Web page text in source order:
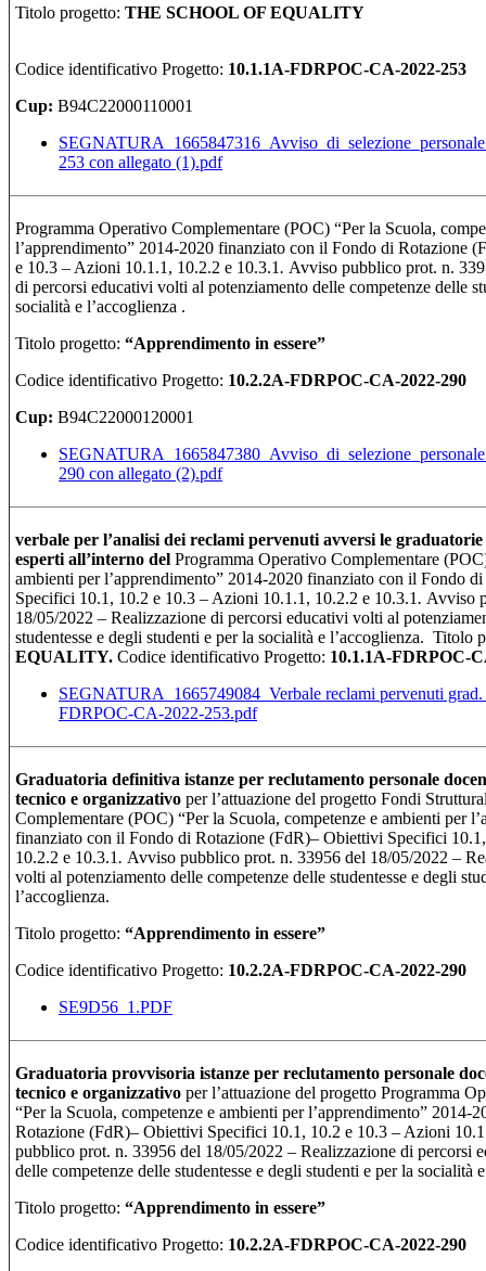
Titolo progetto: THE SCHOOL OF EQUALITY
Codice identificativo Progetto: 10.1.1A-FDRPOC-CA-2022-253
Cup: B94C22000110001
253 con allegato (1).pdf
Programma Operativo Complementare (POC) “Per la Scuola,
l’apprendimento” 2014-2020 finanziato con il Fondo di Rotazione
e 10.3 – Azioni 10.1.1, 10.2.2 e 10.3.1. Avviso pubblico prot. n.
di percorsi educativi volti al potenziamento delle competenze delle
socialità e l’accoglienza .
Titolo progetto: “Apprendimento in essere”
Codice identificativo Progetto: 10.2.2A-FDRPOC-CA-2022-290
Cup: B94C22000120001
290 con allegato (2).pdf
verbale per l’analisi dei reclami pervenuti avversi le
esperti all’interno del Programma Operativo Complementare
ambienti per l’apprendimento” 2014-2020 finanziato con il Fondo
Specifici 10.1, 10.2 e 10.3 – Azioni 10.1.1, 10.2.2 e 10.3.1. Avviso
18/05/2022 – Realizzazione di percorsi educativi volti al
studentesse e degli studenti e per la socialità e l’accoglienza. Titolo
EQUALITY. Codice identificativo Progetto: 10.1.1A-FDRPOC-
SEGNATURA_1665749084_Verbale reclami pervenuti
FDRPOC-CA-2022-253.pdf
Graduatoria definitiva istanze per reclutamento personale
tecnico e organizzativo per l’attuazione del progetto Fondi
Complementare (POC) “Per la Scuola, competenze e ambienti per
finanziato con il Fondo di Rotazione (FdR)– Obiettivi Specifici
10.2.2 e 10.3.1. Avviso pubblico prot. n. 33956 del 18/05/2022 –
volti al potenziamento delle competenze delle studentesse e degli
l’accoglienza.
Titolo progetto: “Apprendimento in essere”
Codice identificativo Progetto: 10.2.2A-FDRPOC-CA-2022-290
SE9D56_1.PDF
Graduatoria provvisoria istanze per reclutamento personale
tecnico e organizzativo per l’attuazione del progetto Programma
“Per la Scuola, competenze e ambienti per l’apprendimento”
Rotazione (FdR)– Obiettivi Specifici 10.1, 10.2 e 10.3 – Azioni
pubblico prot. n. 33956 del 18/05/2022 – Realizzazione di percorsi
delle competenze delle studentesse e degli studenti e per la socialità
Titolo progetto: “Apprendimento in essere”
Codice identificativo Progetto: 10.2.2A-FDRPOC-CA-2022-290